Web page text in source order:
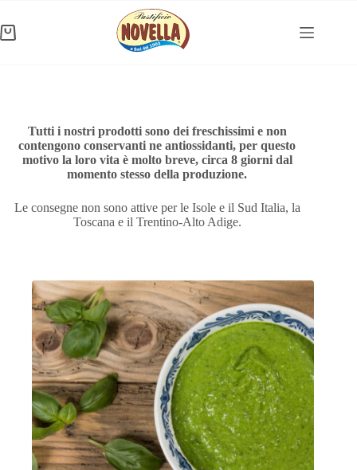
contenuto
Carrello
Tutti i nostri prodotti sono dei freschissimi e non
contengono conservanti ne antiossidanti, per questo
motivo la loro vita è molto breve, circa 8 giorni dal
momento stesso della produzione.
Le consegne non sono attive per le Isole e il Sud Italia, la
Toscana e il Trentino-Alto Adige.